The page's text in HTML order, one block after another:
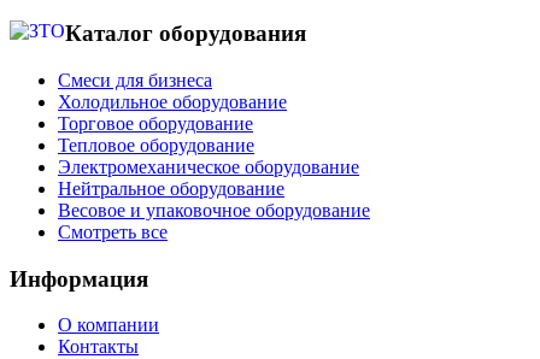
Каталог оборудования
Смеси для бизнеса
Холодильное оборудование
Торговое оборудование
Тепловое оборудование
Электромеханическое оборудование
Нейтральное оборудование
Весовое и упаковочное оборудование
Смотреть все
Информация
О компании
Контакты